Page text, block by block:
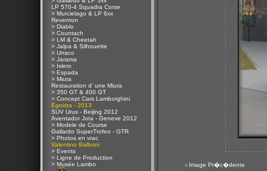
LP 570-4 Squadra Corse
> Murcielago & LP 6xx
Reventon
> Diablo
> Countach
> LM & Cheetah
> Jalpa & Silhouette
> Urraco
> Jarama
> Islero
> Espada
> Miura
Restauration d' une Miura
> 350 GT & 400 GT
> Concept Cars Lamborghini
Egoista - 2013
SUV Urus - Beijing 2012
Aventador Jota - Geneve 2012
> Modele de Course
Gallardo SuperTrofeo - GTR
> Photos en vrac
Valentino Balboni
> Events
> Ligne de Production
> Musée Lambo
< Image Pr�c�dente